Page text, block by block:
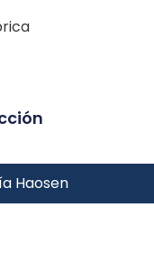
Haosen